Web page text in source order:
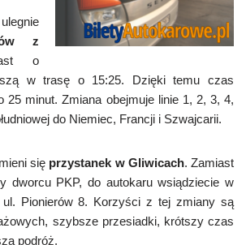
z
o
w trasę o 15:25. Dzięki temu czas
25 minut. Zmiana obejmuje linie 1, 2, 3, 4,
do Niemiec, Francji i Szwajcarii.
się przystanek w Gliwicach. Zamiast
dworcu PKP, do autokaru wsiądziecie w
Pionierów 8. Korzyści z tej zmiany są
szybsze przesiadki, krótszy czas
podróż.